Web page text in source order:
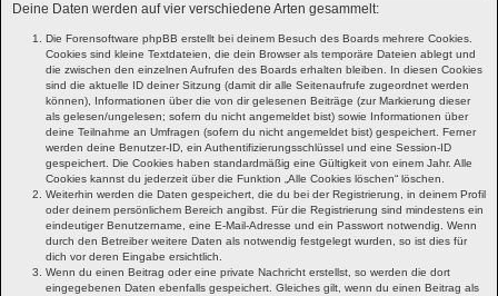
Deine Daten werden auf vier verschiedene Arten gesammelt:
Die Forensoftware phpBB erstellt bei deinem Besuch des Boards mehrere Cookies.
Cookies sind kleine Textdateien, die dein Browser als temporäre Dateien ablegt und
die zwischen den einzelnen Aufrufen des Boards erhalten bleiben. In diesen Cookies
sind die aktuelle ID deiner Sitzung (damit dir alle Seitenaufrufe zugeordnet werden
können), Informationen über die von dir gelesenen Beiträge (zur Markierung dieser
als gelesen/ungelesen; sofern du nicht angemeldet bist) sowie Informationen über
deine Teilnahme an Umfragen (sofern du nicht angemeldet bist) gespeichert. Ferner
werden deine Benutzer-ID, ein Authentifizierungsschlüssel und eine Session-ID
gespeichert. Die Cookies haben standardmäßig eine Gültigkeit von einem Jahr. Alle
Cookies kannst du jederzeit über die Funktion „Alle Cookies löschen“ löschen.
Weiterhin werden die Daten gespeichert, die du bei der Registrierung, in deinem Profil
oder deinem persönlichem Bereich angibst. Für die Registrierung sind mindestens ein
eindeutiger Benutzername, eine E-Mail-Adresse und ein Passwort notwendig. Wenn
durch den Betreiber weitere Daten als notwendig festgelegt wurden, so ist dies für
dich vor deren Eingabe ersichtlich.
Wenn du einen Beitrag oder eine private Nachricht erstellst, so werden die dort
eingegebenen Daten ebenfalls gespeichert. Gleiches gilt, wenn du einen Beitrag als